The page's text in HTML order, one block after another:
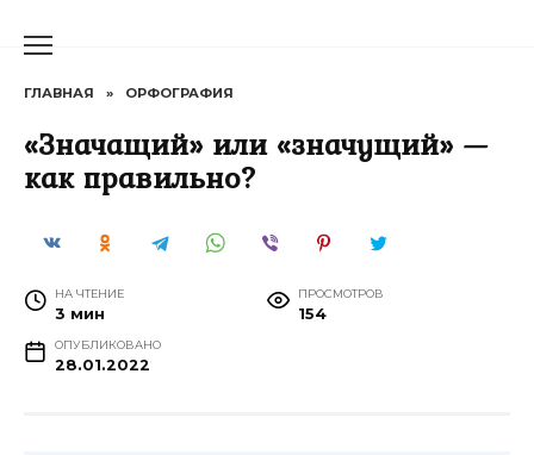
ГЛАВНАЯ » ОРФОГРАФИЯ
«Значащий» или «значущий» —
как правильно?
НА ЧТЕНИЕ
3 мин
ПРОСМОТРОВ
154
ОПУБЛИКОВАНО
28.01.2022